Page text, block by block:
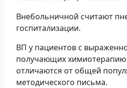
Внебольничной считают
госпитализации.
ВП у пациентов с
получающих химиотерапию
отличаются от общей
методического письма.